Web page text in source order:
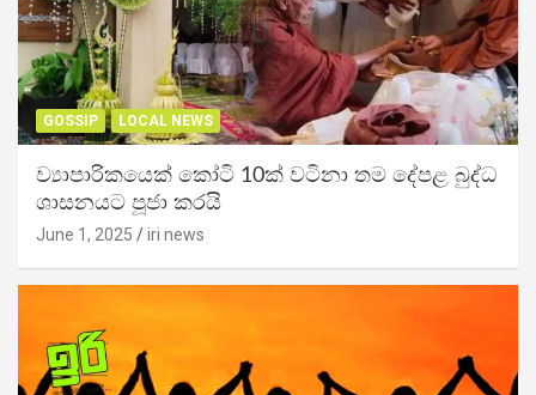
GOSSIP LOCAL NEWS
ව්‍යාපාරිකයෙක් කෝටි 10ක් වටිනා තම දේපළ බුද්ධ
ශාසනයට පූජා කරයි
June 1, 2025 iri news